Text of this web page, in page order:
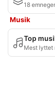
18
Musik
Top
Mest lyttet